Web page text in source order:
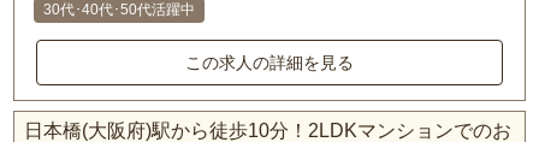
30代･40代･50代活躍中
この求人の詳細を見る
日本橋(大阪府)駅から徒歩10分！2LDKマンションでのお